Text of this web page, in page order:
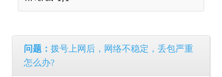
问题： 拨号上网后，网络不稳定，丢包严重
怎么办?